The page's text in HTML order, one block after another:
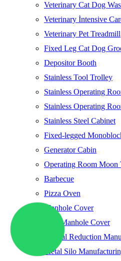
Veterinary Cat Dog
Veterinary İntensive
Veterinary Pet Treadmill
Fixed Leg Cat Dog
Depositor Booth
Stainless Tool Trolley
Stainless Operating
Stainless Operating
Stainless Steel Cabinet
Fixed-legged
Generator Cabin
Operating Room Moon
Barbecue
Pizza Oven
Manhole Cover
Ship Manhole Cover
Special Reduction
Metal Silo